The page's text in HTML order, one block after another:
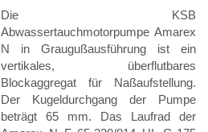
Die KSB
Abwassertauchmotorpumpe Amarex
N in Graugußausführung ist ein
vertikales, überflutbares
Blockaggregat für Naßaufstellung.
Der Kugeldurchgang der Pumpe
beträgt 65 mm. Das Laufrad der